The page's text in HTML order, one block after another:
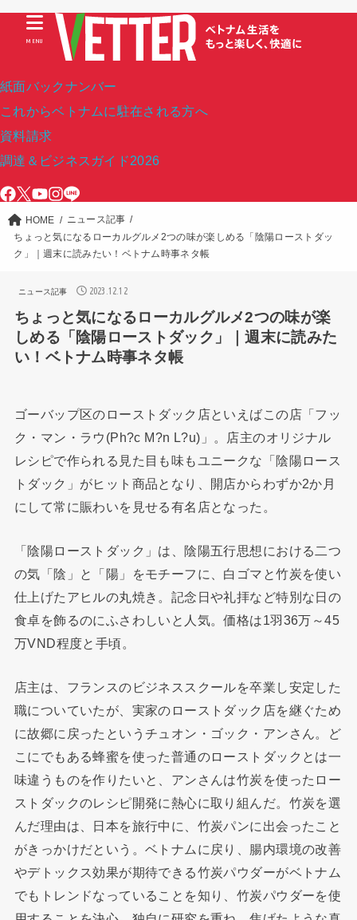
紙面バックナンバー
これからベトナムに駐在される方へ
資料請求
調達＆ビジネスガイド2026
MENU
HOME
ニュース記事
ちょっと気になるローカルグルメ2つの味が楽しめる「陰陽ローストダッ
ク」｜週末に読みたい！ベトナム時事ネタ帳
ニュース記事 2023.12.12
ちょっと気になるローカルグルメ2つの味が楽
しめる「陰陽ローストダック」｜週末に読みた
い！ベトナム時事ネタ帳
ゴーバップ区のローストダック店といえばこの店「フッ
ク・マン・ラウ(Ph?c M?n L?u)」。店主のオリジナル
レシピで作られる見た目も味もユニークな「陰陽ロース
トダック」がヒット商品となり、開店からわずか2か月
にして常に賑わいを見せる有名店となった。
「陰陽ローストダック」は、陰陽五行思想における二つ
の気「陰」と「陽」をモチーフに、白ゴマと竹炭を使い
仕上げたアヒルの丸焼き。記念日や礼拝など特別な日の
食卓を飾るのにふさわしいと人気。価格は1羽36万～45
万VND程度と手頃。
店主は、フランスのビジネススクールを卒業し安定した
職についていたが、実家のローストダック店を継ぐため
に故郷に戻ったというチュオン・ゴック・アンさん。ど
こにでもある蜂蜜を使った普通のローストダックとは一
味違うものを作りたいと、アンさんは竹炭を使ったロー
ストダックのレシピ開発に熱心に取り組んだ。竹炭を選
んだ理由は、日本を旅行中に、竹炭パンに出会ったこと
がきっかけだという。ベトナムに戻り、腸内環境の改善
やデトックス効果が期待できる竹炭パウダーがベトナム
でもトレンドなっていることを知り、竹炭パウダーを使